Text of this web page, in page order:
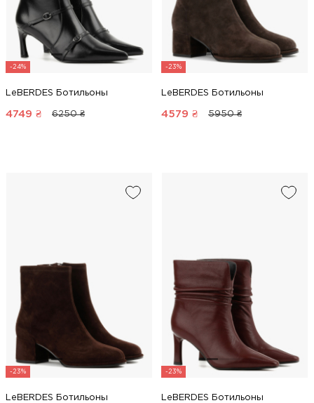
-24%
LeBERDES Ботильоны
4749 ₴ 6250 ₴
-23%
LeBERDES Ботильоны
4579 ₴ 5950 ₴
-23%
LeBERDES Ботильоны
-23%
LeBERDES Ботильоны